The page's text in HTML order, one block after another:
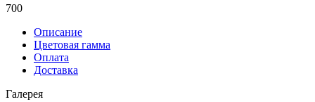
700
Описание
Цветовая гамма
Оплата
Доставка
Галерея